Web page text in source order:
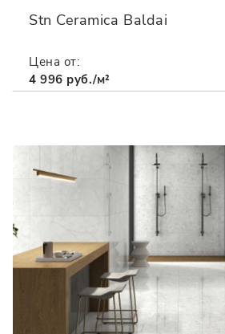
Stn Ceramica Baldai
Цена от:
4 996 руб./м²